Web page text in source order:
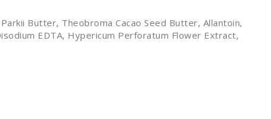
Butter, Theobroma Cacao Seed Butter, Allantoin,
EDTA, Hypericum Perforatum Flower Extract,